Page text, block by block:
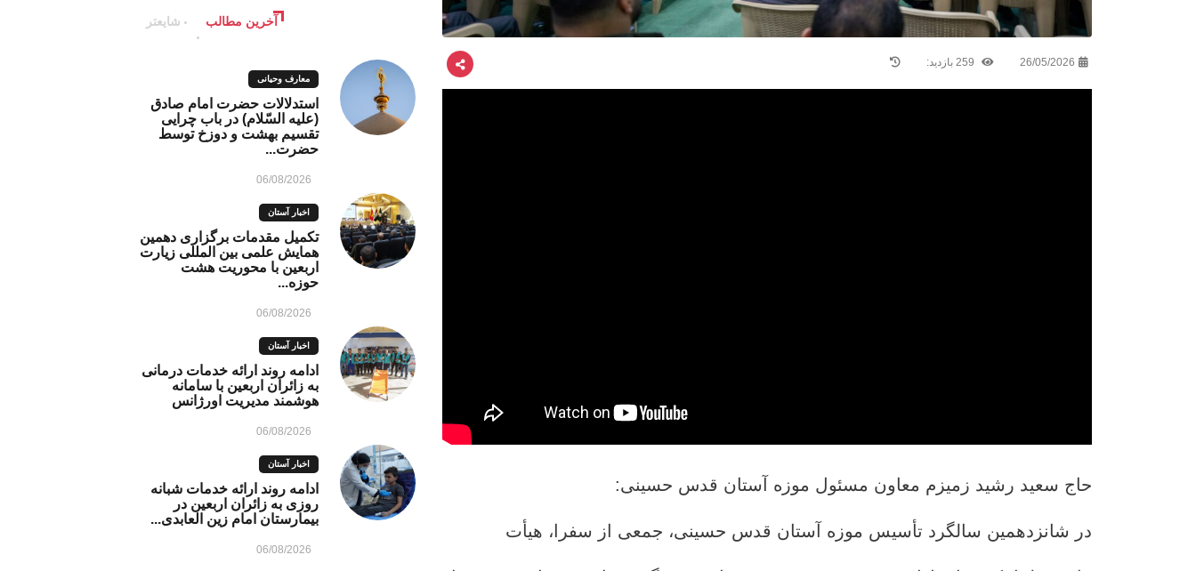
26/05/2026
حاج سعید رشید زمیزم معاون مسئول موزه آستان قدس حسینی:
در شانزدهمین سالگرد تأسیس موزه آستان قدس حسینی، جمعی از سفرا، هيأت
آخرین مطالب شایعتر
معارف وحیانی
استدلالات حضرت امام صادق
(علیه السّلام) در باب چرایی
تقسیم بهشت و دوزخ توسط
حضرت...
06/08/2026
اخبار آستان
تکمیل مقدمات برگزاری دهمین
همایش علمی بین المللی زیارت
اربعین با محوریت هشت
حوزه...
06/08/2026
اخبار آستان
ادامه روند ارائه خدمات درمانی
به زائران اربعین با سامانه
هوشمند مدیریت اورژانس
06/08/2026
اخبار آستان
ادامه روند ارائه خدمات شبانه
روزی به زائران اربعین در
بیمارستان امام زین العابدی...
06/08/2026